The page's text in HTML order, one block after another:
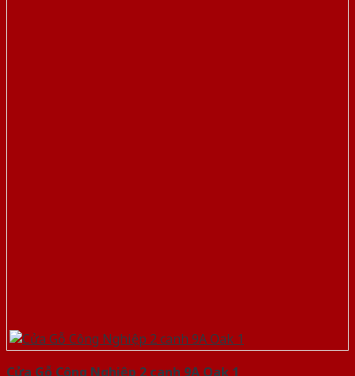
Cửa Gỗ Công Nghiệp 2 canh 9A Oak 1